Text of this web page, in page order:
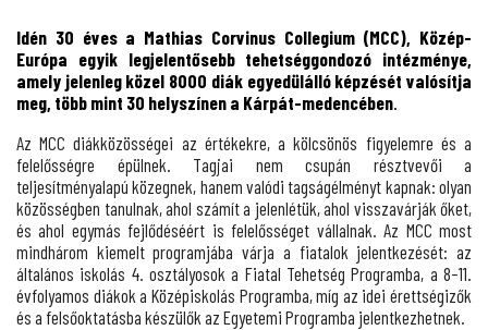
Idén 30 éves a Mathias Corvinus Collegium (MCC), Közép-
Európa egyik legjelentősebb tehetséggondozó intézménye,
amely jelenleg közel 8000 diák egyedülálló képzését valósítja
meg, több mint 30 helyszínen a Kárpát-medencében
Az MCC diákközösségei az értékekre, a kölcsönös figyelemre és a
felelősségre épülnek. Tagjai nem csupán résztvevői a
teljesítményalapú közegnek, hanem valódi tagságélményt kapnak: olyan
közösségben tanulnak, ahol számít a jelenlétük, ahol visszavárják őket,
és ahol egymás fejlődéséért is felelősséget vállalnak. Az MCC most
mindhárom kiemelt programjába várja a fiatalok jelentkezését: az
általános iskolás 4. osztályosok a Fiatal Tehetség Programba, a 8–11.
évfolyamos diákok a Középiskolás Programba, míg az idei érettségizők
és a felsőoktatásba készülők az Egyetemi Programba jelentkezhetnek.